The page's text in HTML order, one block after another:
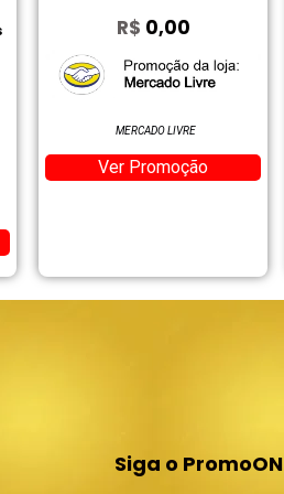
Cardado 100% Algodão
Bosco...
Siga o PromoON